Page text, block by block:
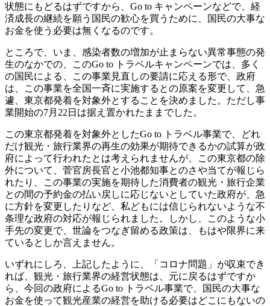
状態にもどるはずですから、Go to キャンペーンなどで、経
済成長の継続を願う国民の歓心を買うために、国民の大事な
お金を使う必要は無くなるのです。
ところで、いま、感染者数の増加が止まらない異常事態の発
生のなかでの、このGo to トラベルキャンペーンでは、多く
の国民による、この事業見直しの要請に応える形で、政府
は、この事業を全国一斉に実施するとの原案を変更して、急
遽、東京都発着を対象外とすることを決めました。ただし事
業開始の7月22日は据え置かれたままでした。
この東京都発着を対象外としたGo to トラベル事業で、どれ
だけ観光・旅行業界の再生の効果が期待できるかの試算が政
府によって行われたとは考えられませんが、この東京都の除
外について、菅官房長官と小池都知事とのさや当てが報じら
れたり、この事業の実施を期待した消費者の観光・旅行企業
との間の予約金の払い戻しに応じないとしていた政府が、急
に方針を変更したりなど、私どもには信じられないような不
条理な政府の対応が報じられました。しかし、このような小
手先の変更で、世論をつなぎ留める政策は、もはや限界に来
ているとしか言えません。
いずれにしろ、上記したように、「コロナ問題」が収束でき
れば、観光・旅行業界の経営状態は、元に戻るはずですか
ら、今回の政府によるGo to トラベル事業で、国民の大事な
お金を使って観光産業の経営を助ける必要はどこにもないの